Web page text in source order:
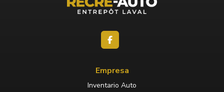
Empresa
Inventario Auto